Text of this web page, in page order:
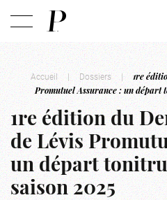
Accueil | Dossiers |
1re
Promutuel Assurance : un départ
1re édition du
de Lévis
un départ
saison 2025